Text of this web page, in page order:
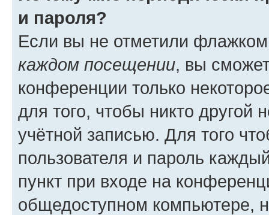
и пароля?
Если вы не отметили
каждом посещении, вы
конференции только
для того, чтобы никто другой
учётной записью. Для того
пользователя и пароль
пункт при входе на
общедоступном компьютере,